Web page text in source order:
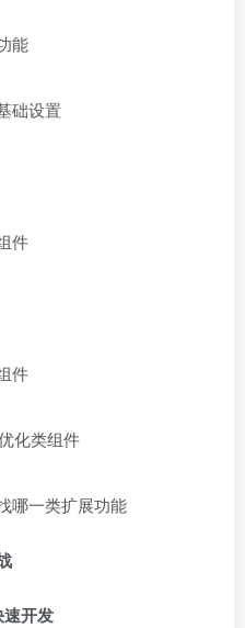
能
础设置
件
件
化类组件
哪一类扩展功能
开发